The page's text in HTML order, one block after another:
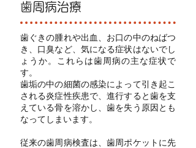
歯周病治療
歯ぐきの腫れや出血、お口の中のねばつ
き、口臭など、気になる症状はないでし
ょうか。これらは歯周病の主な症状で
す。
歯垢の中の細菌の感染によって引き起こ
される炎症性疾患で、進行すると歯を支
えている骨を溶かし、歯を失う原因とも
なってしまいます。
従来の歯周病検査は、歯周ポケットに先